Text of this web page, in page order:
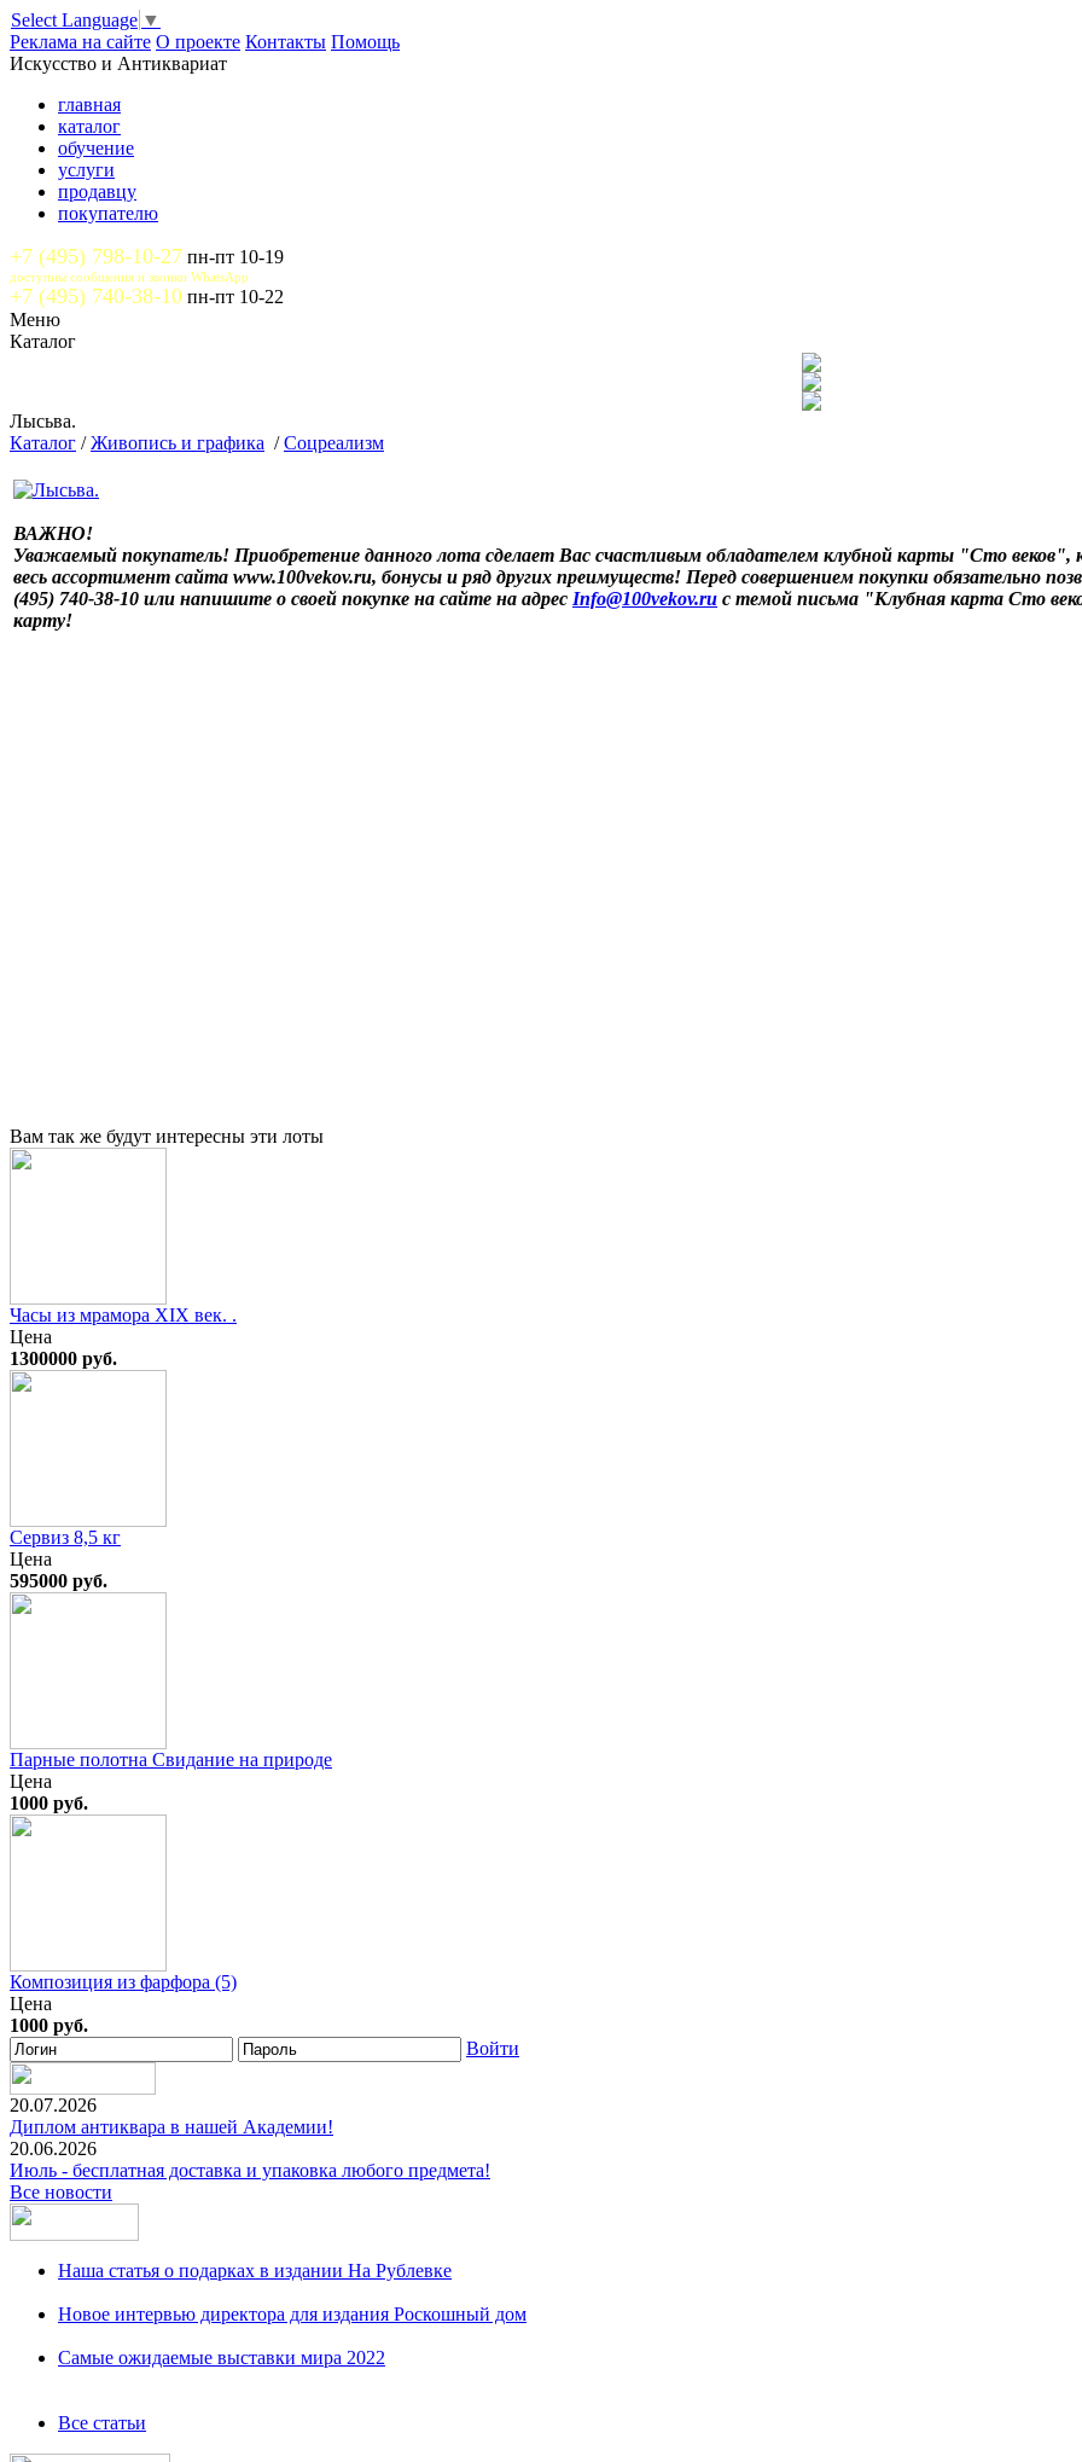
Select Language ▼
Реклама на сайте О проекте Контакты Помощь
Искусство и Антиквариат
главная
каталог
обучение
услуги
продавцу
покупателю
+7 (495) 798-10-27 пн-пт 10-19
доступны сообщения и звонки WhatsApp
+7 (495) 740-38-10 пн-пт 10-22
Меню
Каталог
Лысьва.
Каталог /Живопись и графика /Соцреализм
ВАЖНО!
Уважаемый покупатель! Приобретение данного лота сделает Вас счастливым обладателем клубной карты "Сто веков",
весь ассортимент сайта www.100vekov.ru, бонусы и ряд других преимуществ! Перед совершением покупки обязательно
(495) 740-38-10 или напишите о своей покупке на сайте на адрес Info@100vekov.ru с темой письма "Клубная карта Сто
карту!
Вам так же будут интересны эти лоты
Часы из мрамора XIX век. .
Цена
1300000 руб.
Сервиз 8,5 кг
Цена
595000 руб.
Парные полотна Свидание на природе
Цена
1000 руб.
Композиция из фарфора (5)
Цена
1000 руб.
Войти
20.07.2026
Диплом антиквара в нашей Академии!
20.06.2026
Июль - бесплатная доставка и упаковка любого предмета!
Все новости
Наша статья о подарках в издании На Рублевке
Новое интервью директора для издания Роскошный дом
Самые ожидаемые выставки мира 2022
Все статьи